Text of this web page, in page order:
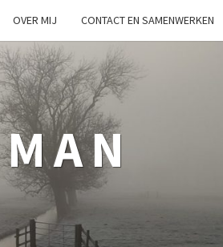
OVER MIJ CONTACT EN SAMENWERKEN